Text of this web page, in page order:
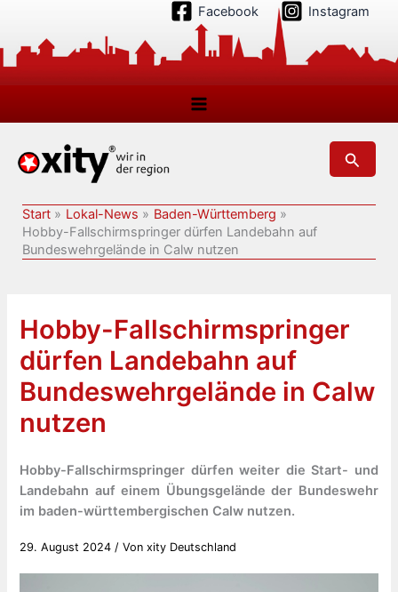
springen
Facebook Instagram
Suchen
Start Lokal-News
Baden-Württemberg
Hobby-Fallschirmspringer dürfen Landebahn auf
Bundeswehrgelände in Calw nutzen
Hobby-Fallschirmspringer
dürfen Landebahn auf
Bundeswehrgelände in Calw
nutzen
Hobby-Fallschirmspringer dürfen weiter die Start- und
Landebahn auf einem Übungsgelände der Bundeswehr
im baden-württembergischen Calw nutzen.
29. August 2024 / Vonxity Deutschland